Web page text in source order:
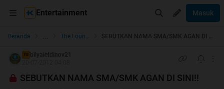
Entertainment Masuk
Beranda ... The Lounge
TS
bilyaletdinov21
SEBUTKAN NAMA SMA/SMK AGAN DI SINI!!